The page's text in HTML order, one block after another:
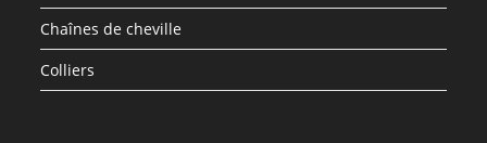
Chaînes de cheville
Colliers